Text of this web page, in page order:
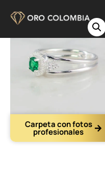
Carpeta con fotos
profesionales